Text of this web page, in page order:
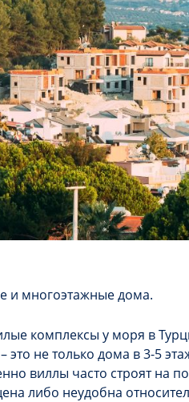
и многоэтажные дома.
комплексы у моря в
это не только дома в 3-5
виллы часто строят на
либо неудобна